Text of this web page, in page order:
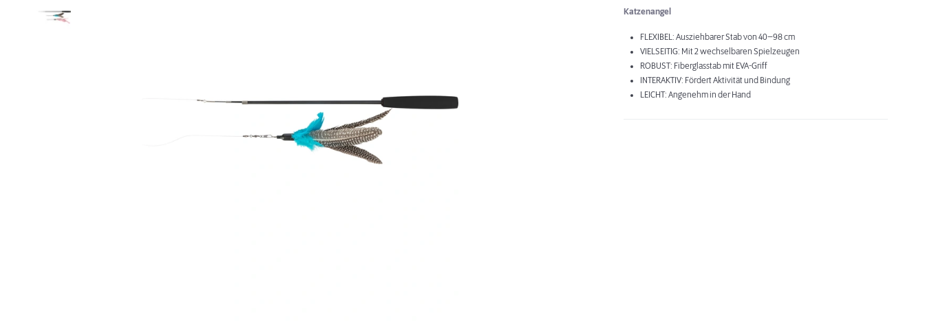
Katzenangel
FLEXIBEL: Ausziehbarer Stab von 40–98 cm
VIELSEITIG: Mit 2 wechselbaren Spielzeugen
ROBUST: Fiberglasstab mit EVA-Griff
INTERAKTIV: Fördert Aktivität und Bindung
LEICHT: Angenehm in der Hand